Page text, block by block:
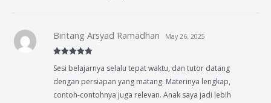
of 5
Bintang Arsyad Ramadhan May 26, 2025
Sesi belajarnya selalu tepat waktu, dan tutor datang
dengan persiapan yang matang. Materinya lengkap,
contoh-contohnya juga relevan. Anak saya jadi lebih